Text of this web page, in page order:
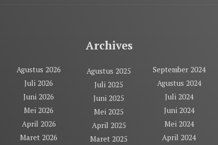
Archives
Agustus 2026
Juli 2026
Juni 2026
Mei 2026
April 2026
Maret 2026
Agustus 2025
Juli 2025
Juni 2025
Mei 2025
April 2025
Maret 2025
September 2024
Agustus 2024
Juli 2024
Juni 2024
Mei 2024
April 2024